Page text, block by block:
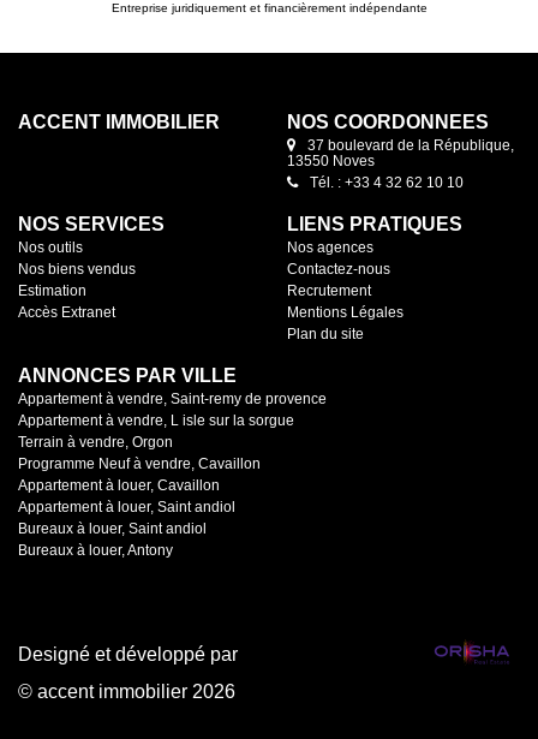
Entreprise juridiquement et financièrement indépendante
ACCENT IMMOBILIER NOS COORDONNÉES
37 boulevard de la République,
13550 Noves
Tél. : +33 4 32 62 10 10
NOS SERVICES
Nos outils
Nos biens vendus
Estimation
Accès Extranet
LIENS PRATIQUES
Nos agences
Contactez-nous
Recrutement
Mentions Légales
Plan du site
ANNONCES PAR VILLE
Appartement à vendre, Saint-remy de provence
Appartement à vendre, L isle sur la sorgue
Terrain à vendre, Orgon
Programme Neuf à vendre, Cavaillon
Appartement à louer, Cavaillon
Appartement à louer, Saint andiol
Bureaux à louer, Saint andiol
Bureaux à louer, Antony
Designé et développé par
© accent immobilier 2026